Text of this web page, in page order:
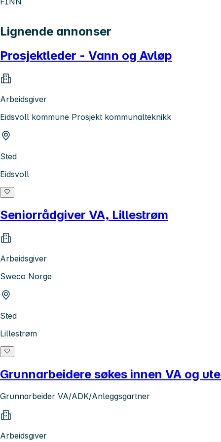
Lignende annonser
Prosjektleder - Vann og Avløp
Arbeidsgiver
Eidsvoll kommune Prosjekt kommunalteknikk
Sted
Eidsvoll
Seniorrådgiver VA, Lillestrøm
Arbeidsgiver
Sweco Norge
Sted
Lillestrøm
Grunnarbeidere søkes innen VA og
Grunnarbeider VA/ADK/Anleggsgartner
Arbeidsgiver